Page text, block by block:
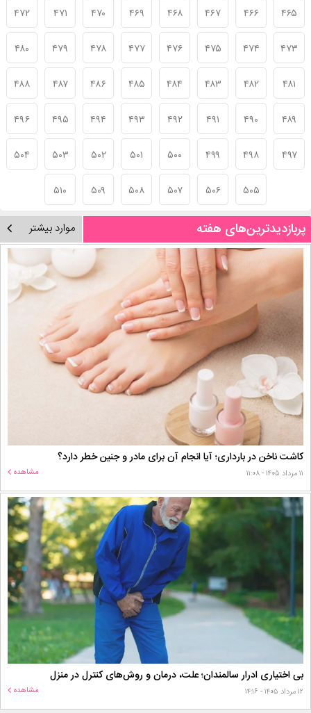
۴۶۵ ۴۶۶ ۴۶۷ ۴۶۸ ۴۶۹ ۴۷۰ ۴۷۱ ۴۷۲
۴۷۳ ۴۷۴ ۴۷۵ ۴۷۶ ۴۷۷ ۴۷۸ ۴۷۹ ۴۸۰
۴۸۱ ۴۸۲ ۴۸۳ ۴۸۴ ۴۸۵ ۴۸۶ ۴۸۷ ۴۸۸
۴۸۹ ۴۹۰ ۴۹۱ ۴۹۲ ۴۹۳ ۴۹۴ ۴۹۵ ۴۹۶
۴۹۷ ۴۹۸ ۴۹۹ ۵۰۰ ۵۰۱ ۵۰۲ ۵۰۳ ۵۰۴
۵۰۵ ۵۰۶ ۵۰۷ ۵۰۸ ۵۰۹ ۵۱۰
پربازدیدترین‌های هفته موارد بیشتر
کاشت ناخن در بارداری؛ آیا انجام آن برای مادر و جنین خطر دارد؟
۱۱ مرداد ۱۴۰۵ - ۱۱:۰۸ مشاهده
بی اختیاری ادرار سالمندان؛ علت، درمان و روش‌های کنترل در منزل
۱۲ مرداد ۱۴۰۵ - ۱۴:۱۶ مشاهده